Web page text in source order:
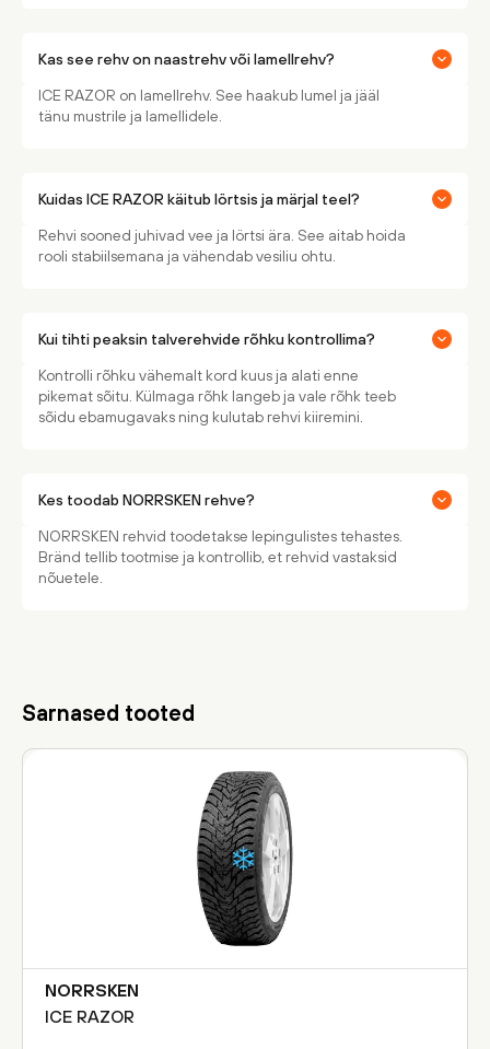
Kas see rehv on naastrehv või lamellrehv?
ICE RAZOR on lamellrehv. See haakub lumel ja jääl
tänu mustrile ja lamellidele.
Kuidas ICE RAZOR käitub lörtsis ja märjal teel?
Rehvi sooned juhivad vee ja lörtsi ära. See aitab hoida
rooli stabiilsemana ja vähendab vesiliu ohtu.
Kui tihti peaksin talverehvide rõhku kontrollima?
Kontrolli rõhku vähemalt kord kuus ja alati enne
pikemat sõitu. Külmaga rõhk langeb ja vale rõhk teeb
sõidu ebamugavaks ning kulutab rehvi kiiremini.
Kes toodab NORRSKEN rehve?
NORRSKEN rehvid toodetakse lepingulistes tehastes.
Bränd tellib tootmise ja kontrollib, et rehvid vastaksid
nõuetele.
Sarnased tooted
NORRSKEN
ICE RAZOR